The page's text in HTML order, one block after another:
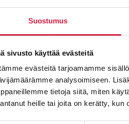
Suostumus
sivusto käyttää evästeitä
evästeitä tarjoamamme
analysoimiseen.
tietoja siitä, miten
heille tai joita on kerätty, kun
IEC 60076
~72800 kg
~14200 kg
5750x2100x3810 mm